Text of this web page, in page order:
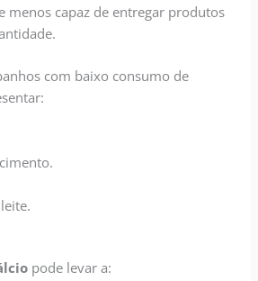
menos capaz de entregar produtos
com baixo consumo de
pode levar a: